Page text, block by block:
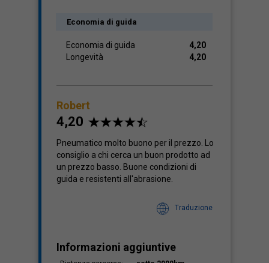
Economia di guida
Economia di guida
4,20
Longevità
4,20
Robert
4,20
Pneumatico molto buono per il prezzo. Lo
consiglio a chi cerca un buon prodotto ad
un prezzo basso. Buone condizioni di
guida e resistenti all'abrasione.
Traduzione
Informazioni aggiuntive